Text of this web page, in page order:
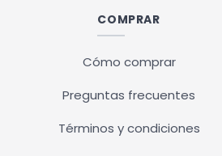
COMPRAR
Cómo comprar
Preguntas frecuentes
Términos y condiciones